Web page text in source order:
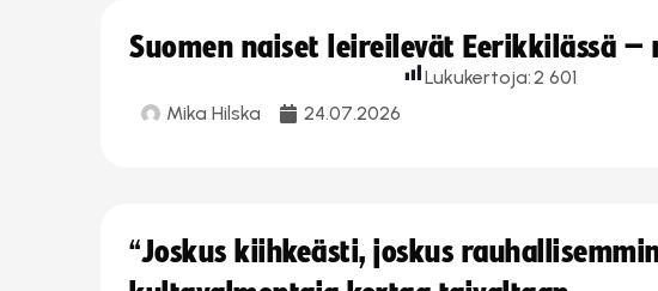
Suomen naiset leireilevät Eerikkilässä
Mika Hilska 24.07.2026
Lukukertoja:2 601
“Joskus kiihkeästi, joskus